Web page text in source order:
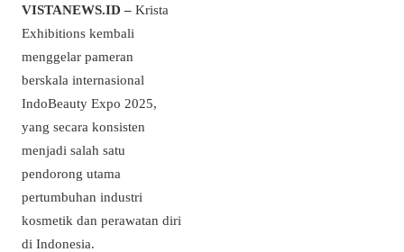
VISTANEWS.ID – Krista
Exhibitions kembali
menggelar pameran
berskala internasional
IndoBeauty Expo 2025,
yang secara konsisten
menjadi salah satu
pendorong utama
pertumbuhan industri
kosmetik dan perawatan diri
di Indonesia.